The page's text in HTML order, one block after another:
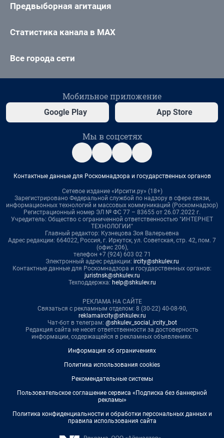
Предвыборная агитация
Статистика канала в MAX
Все города сети
Мобильное приложение
Google Play App Store
Мы в соцсетях
Контактные данные для Роскомнадзора и государственных органов
Сетевое издание «Ирсити.ру» (18+)
Зарегистрировано Федеральной службой по надзору в сфере связи,
информационных технологий и массовых коммуникаций (Роскомнадзор)
Регистрационный номер ЭЛ № ФС 77 – 83655 от 26.07.2022 г.
Учредитель: Общество с ограниченной ответственностью "ИНТЕРНЕТ
ТЕХНОЛОГИИ"
Главный редактор: Кузнецова Зоя Валерьевна
Адрес редакции: 664022, Россия, г. Иркутск, ул. Советская, стр. 42, пом. 7
(офис 206),
телефон +7 (924) 603 02 71
Электронный адрес редакции: ircity@shkulev.ru
Контактные данные для Роскомнадзора и государственных органов:
juristnsk@shkulev.ru
Техподдержка: help@shkulev.ru
РЕКЛАМА НА САЙТЕ
Связаться с рекламным отделом: 8 (30-22) 40-08-90,
reklamaircity@shkulev.ru
Чат-бот в телеграм: @shkulev_social_ircity_bot
Редакция сайта не несет ответственности за достоверность
информации, содержащейся в рекламных объявлениях.
Информация об ограничениях
Политика использования cookies
Рекомендательные системы
Пользовательское соглашение сервиса «Подписка без баннерной
рекламы»
Политика конфиденциальности и обработки персональных данных и
правила использования сайта